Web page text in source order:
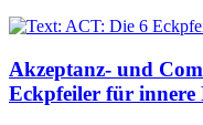
Akzeptanz- und
Eckpfeiler für innere